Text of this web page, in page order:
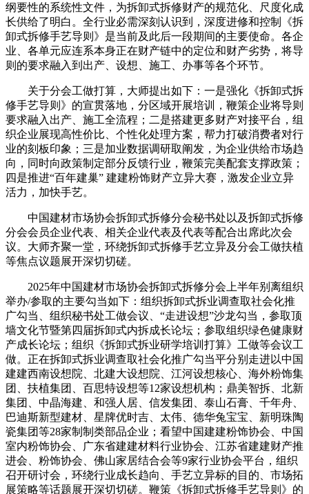
纲要性的系统性文件，为拆卸式拆修财产的规范化、尺度化成
长供给了明白。全行业必需深刻认识到，深度进修和控制《拆
卸式拆修手艺导则》是当前及此后一段期间的主要使命。各企
业、各单元应连系本身正在财产链中的定位和财产劣势，将导
则的要求融入到出产、设想、施工、办事等各个环节。
关于分会工做打算，大师提出如下：一是强化《拆卸式拆
修手艺导则》的宣贯落地，分区域开展培训，鞭策企业将导则
要求融入出产、施工全流程；二是搭建更多财产对接平台，组
织企业展现高性价比、个性化处理方案，帮力打破消费者对行
业的刻板印象；三是加业数据调研取阐发，为企业供给市场趋
向，同时向政策制定部分反馈行业，鞭策完美配套支撑政策；
四是推进“百年建巢” 建建粉饰财产立异大赛，激发企业立异
活力，加快手艺。
中国建材市场协会拆卸式拆修分会秘书处以及拆卸式拆修
分会会员企业代表、相关企业代表及代表等配合出席此次会
议。大师齐聚一堂，环绕拆卸式拆修手艺立异及分会工做扶植
等焦点议题展开深切切磋。
2025年中国建材市场协会拆卸式拆修分会上半年别离组织
举办/参取的主要勾当如下：组织拆卸式拆业调查取社会化推
广勾当、组织秘书处工做会议、“走进设想”沙龙勾当，参取顶
墙文化节暨第四届拆卸式内拆成长论坛；参取组织绿色健康财
产成长论坛；组织《拆卸式拆业研学培训打算》工做等会议工
做。正在拆卸式拆业调查取社会化推广勾当平分别走进以中国
建建西南设想院、北建大设想院、江河设想核心、海外粉饰集
团、扶植集团、百思特设想等12家设想机构；鼎美智拆、北新
集团、中晶海建、和强人居、信发集团、泰山石膏、千年舟、
巴迪斯新型建材、星牌优时吉、太伟、德华兔宝宝、新明珠陶
瓷集团等28家制制类部品企业；看望中国建建粉饰协会、中国
室内粉饰协会、广东省建建材料行业协会、江苏省建建财产推
进会、粉饰协会、佛山家居结合会等9家行业协会平台，组织
召开研讨会，环绕行业成长趋向、手艺立异标的目的、市场拓
展策略等话题展开深切切磋。鞭策《拆卸式拆修手艺导则》的